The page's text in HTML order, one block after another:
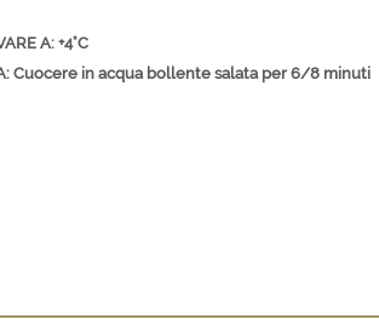
A: +4°C
Cuocere in acqua bollente salata per 6/8 minuti